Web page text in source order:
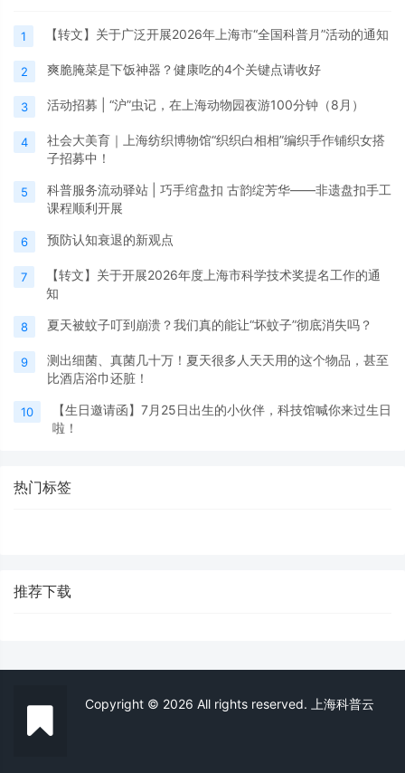
1 【转文】关于广泛开展2026年上海市“全国科普月”活动的通知
2 爽脆腌菜是下饭神器？健康吃的4个关键点请收好
3 活动招募 | “沪”虫记，在上海动物园夜游100分钟（8月）
4
社会大美育｜上海纺织博物馆“织织白相相”编织手作铺织女搭
子招募中！
5
科普服务流动驿站 | 巧手绾盘扣 古韵绽芳华——非遗盘扣手工
课程顺利开展
6 预防认知衰退的新观点
7
【转文】关于开展2026年度上海市科学技术奖提名工作的通
知
8 夏天被蚊子叮到崩溃？我们真的能让“坏蚊子”彻底消失吗？
9
测出细菌、真菌几十万！夏天很多人天天用的这个物品，甚至
比酒店浴巾还脏！
10
【生日邀请函】7月25日出生的小伙伴，科技馆喊你来过生日
啦！
热门标签
推荐下载
Copyright © 2026 All rights reserved. 上海科普云